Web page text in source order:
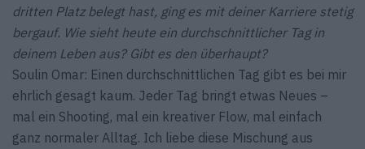
dritten Platz belegt hast, ging es mit deiner Karriere stetig
bergauf. Wie sieht heute ein durchschnittlicher Tag in
deinem Leben aus? Gibt es den überhaupt?
Soulin Omar: Einen durchschnittlichen Tag gibt es bei mir
ehrlich gesagt kaum. Jeder Tag bringt etwas Neues –
mal ein Shooting, mal ein kreativer Flow, mal einfach
ganz normaler Alltag. Ich liebe diese Mischung aus